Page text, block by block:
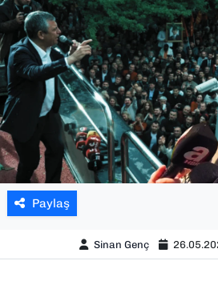
Paylaş
Sinan Genç
SAĞLIK
SPOR
TEKNOLOJİ
YAŞAM
YEREL YÖNETİMLER